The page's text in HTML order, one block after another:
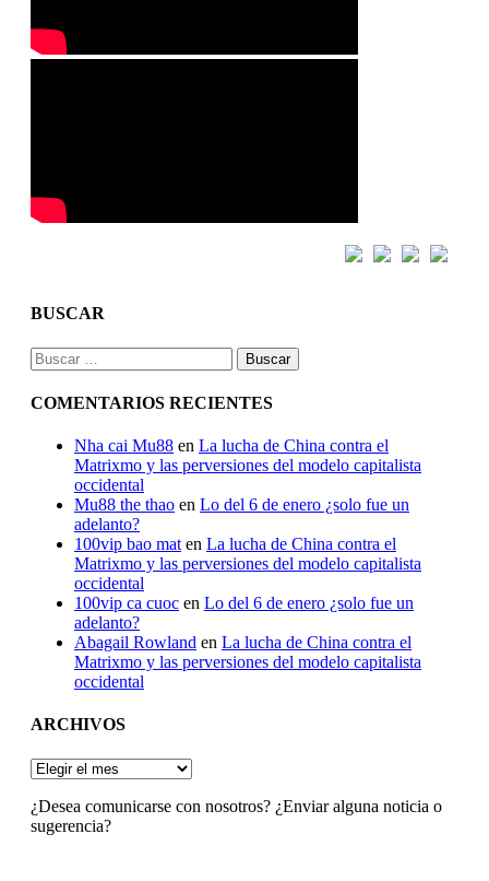
BUSCAR
Buscar:
COMENTARIOS RECIENTES
Nha cai Mu88 en La lucha de China contra el
Matrixmo y las perversiones del modelo capitalista
occidental
Mu88 the thao en Lo del 6 de enero ¿solo fue un
adelanto?
100vip bao mat en La lucha de China contra el
Matrixmo y las perversiones del modelo capitalista
occidental
100vip ca cuoc en Lo del 6 de enero ¿solo fue un
adelanto?
Abagail Rowland en La lucha de China contra el
Matrixmo y las perversiones del modelo capitalista
occidental
ARCHIVOS
ARCHIVOS
¿Desea comunicarse con nosotros? ¿Enviar alguna noticia o
sugerencia?